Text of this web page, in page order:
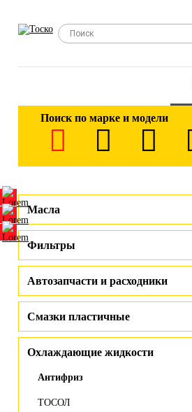
Поиск по марке и модели
Масла
Фильтры
Автозапчасти и расходники
Смазки пластичные
Охлаждающие жидкости
Антифриз
ТОСОЛ